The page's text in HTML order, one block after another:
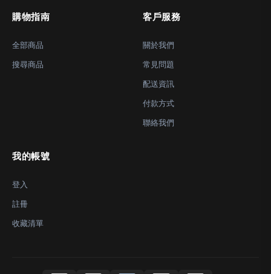
購物指南
全部商品
搜尋商品
客戶服務
關於我們
常見問題
配送資訊
付款方式
聯絡我們
我的帳號
登入
註冊
收藏清單